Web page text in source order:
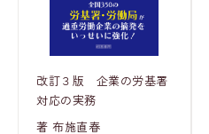
改訂３版 企業の労基署
対応の実務
著 布施直春